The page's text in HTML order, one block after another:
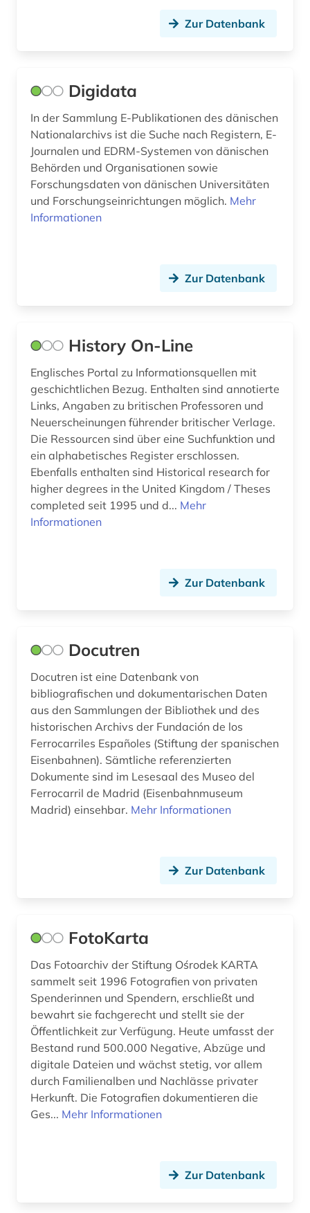
diaspora (2)
digitalisat (2)
digitalisierung (6)
dogmatik (2)
dokumentarfilm (1)
donezk (ukraine) (1)
dorf (1)
drente (1)
dresden (1)
drittes reich (7)
druckwerk (2)
dynastie (2)
dänemark (113)
dänisch-hallische mission (1)
dønna (1)
e-learning (1)
eheschließung (2)
einheitsübersetzung (1)
einrichtung (1)
einsprachiges wörterbuch (1)
einwanderung (4)
einwohnermelderegister (1)
eisenbahn (5)
Zur Datenbank
Digidata
In der Sammlung E-Publikationen des dänischen
Nationalarchivs ist die Suche nach Registern, E-
Journalen und EDRM-Systemen von dänischen
Behörden und Organisationen sowie
Forschungsdaten von dänischen Universitäten
und Forschungseinrichtungen möglich. Mehr
Informationen
Zur Datenbank
History On-Line
Englisches Portal zu Informationsquellen mit
geschichtlichen Bezug. Enthalten sind annotierte
Links, Angaben zu britischen Professoren und
Neuerscheinungen führender britischer Verlage.
Die Ressourcen sind über eine Suchfunktion und
ein alphabetisches Register erschlossen.
Ebenfalls enthalten sind Historical research for
higher degrees in the United Kingdom / Theses
completed seit 1995 und d... Mehr
Informationen
Zur Datenbank
Docutren
Docutren ist eine Datenbank von
bibliografischen und dokumentarischen Daten
aus den Sammlungen der Bibliothek und des
historischen Archivs der Fundación de los
Ferrocarriles Españoles (Stiftung der spanischen
Eisenbahnen). Sämtliche referenzierten
Dokumente sind im Lesesaal des Museo del
Ferrocarril de Madrid (Eisenbahnmuseum
Madrid) einsehbar. Mehr Informationen
Zur Datenbank
FotoKarta
Das Fotoarchiv der Stiftung Ośrodek KARTA
sammelt seit 1996 Fotografien von privaten
Spenderinnen und Spendern, erschließt und
bewahrt sie fachgerecht und stellt sie der
Öffentlichkeit zur Verfügung. Heute umfasst der
Bestand rund 500.000 Negative, Abzüge und
digitale Dateien und wächst stetig, vor allem
durch Familienalben und Nachlässe privater
Herkunft. Die Fotografien dokumentieren die
Ges... Mehr Informationen
Zur Datenbank